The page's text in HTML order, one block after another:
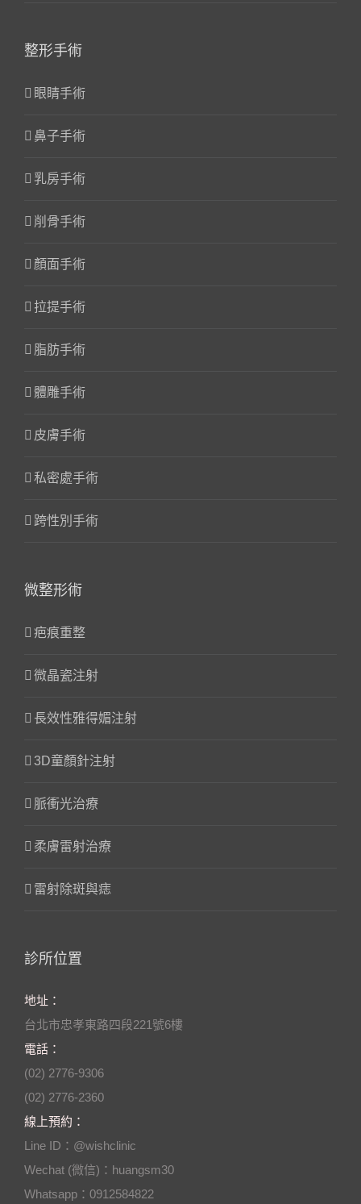
整形手術
眼睛手術
鼻子手術
乳房手術
削骨手術
顏面手術
拉提手術
脂肪手術
體雕手術
皮膚手術
私密處手術
跨性別手術
微整形術
疤痕重整
微晶瓷注射
長效性雅得媚注射
3D童顏針注射
脈衝光治療
柔膚雷射治療
雷射除斑與痣
診所位置
地址：
台北市忠孝東路四段221號6樓
電話：
(02) 2776-9306
(02) 2776-2360
線上預約：
Line ID：@wishclinic
Wechat (微信)：huangsm30
Whatsapp：0912584822